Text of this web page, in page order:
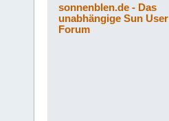
sonnenblen.de - Das
unabhängige Sun User
Forum